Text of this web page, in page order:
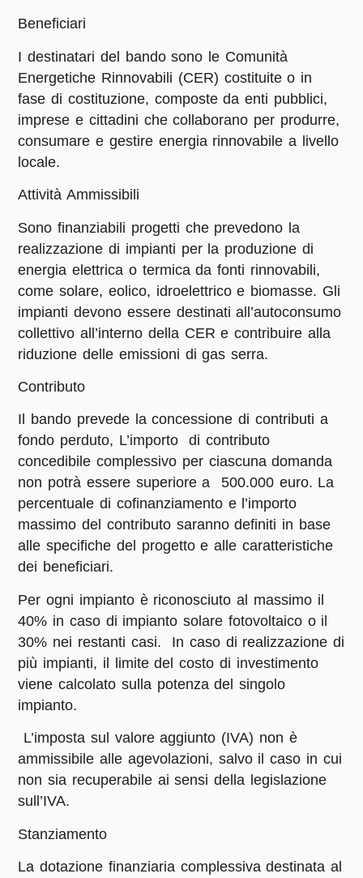
Beneficiari
I destinatari del bando sono le Comunità
Energetiche Rinnovabili (CER) costituite o in
fase di costituzione, composte da enti pubblici,
imprese e cittadini che collaborano per produrre,
consumare e gestire energia rinnovabile a livello
locale.​
Attività Ammissibili
Sono finanziabili progetti che prevedono la
realizzazione di impianti per la produzione di
energia elettrica o termica da fonti rinnovabili,
come solare, eolico, idroelettrico e biomasse. Gli
impianti devono essere destinati all’autoconsumo
collettivo all’interno della CER e contribuire alla
riduzione delle emissioni di gas serra.​
Contributo
Il bando prevede la concessione di contributi a
fondo perduto, L’importo di contributo
concedibile complessivo per ciascuna domanda
non potrà essere superiore a 500.000 euro. La
percentuale di cofinanziamento e l’importo
massimo del contributo saranno definiti in base
alle specifiche del progetto e alle caratteristiche
dei beneficiari.​
Per ogni impianto è riconosciuto al massimo il
40% in caso di impianto solare fotovoltaico o il
30% nei restanti casi. In caso di realizzazione di
più impianti, il limite del costo di investimento
viene calcolato sulla potenza del singolo
impianto.
L’imposta sul valore aggiunto (IVA) non è
ammissibile alle agevolazioni, salvo il caso in cui
non sia recuperabile ai sensi della legislazione
sull’IVA.
Stanziamento
La dotazione finanziaria complessiva destinata al